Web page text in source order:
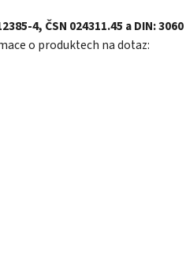
4, ČSN 024311.45 a DIN: 3060
o produktech na dotaz: